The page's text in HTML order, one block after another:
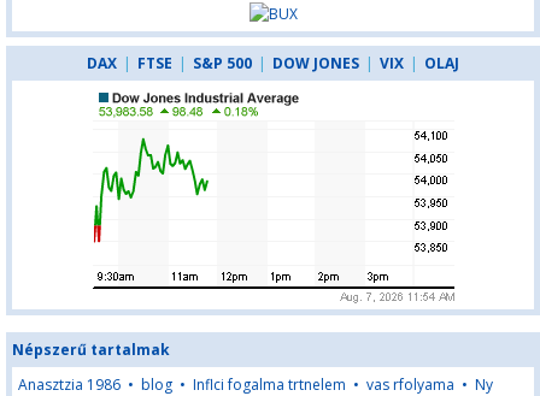
DAX | FTSE | S&P 500 | DOW JONES | VIX | OLAJ
Népszerű tartalmak
Anasztzia 1986 • blog • Inflci fogalma trtnelem • vas rfolyama • Ny